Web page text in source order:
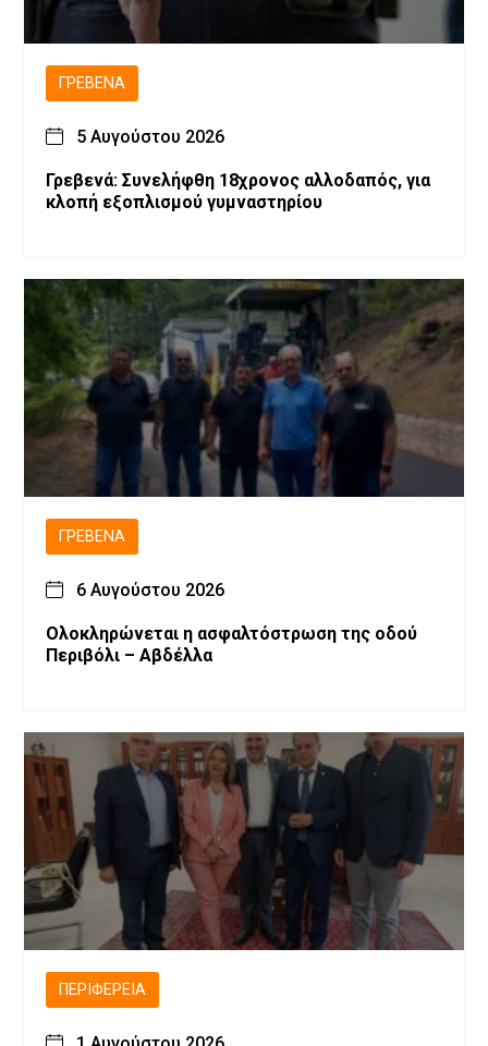
ΓΡΕΒΕΝΆ
5 Αυγούστου 2026
Γρεβενά: Συνελήφθη 18χρονος αλλοδαπός, για
κλοπή εξοπλισμού γυμναστηρίου
ΓΡΕΒΕΝΆ
6 Αυγούστου 2026
Ολοκληρώνεται η ασφαλτόστρωση της οδού
Περιβόλι – Αβδέλλα
ΠΕΡΙΦΈΡΕΙΑ